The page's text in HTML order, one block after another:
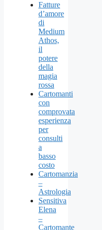
Fatture
d’amore
di
Medium
Athos,
il
potere
della
magia
rossa
Cartomanti
con
comprovata
esperienza
per
consulti
a
basso
costo
Cartomanzia
–
Astrologia
Sensitiva
Elena
–
Cartomante